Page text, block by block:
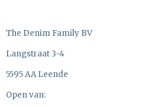
The Denim Family BV
Langstraat 3-4
5595 AA Leende
Open van: